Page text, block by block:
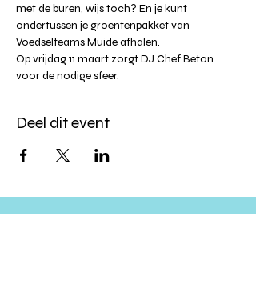
met de buren, wijs toch? En je kunt
ondertussen je groentenpakket van
Voedselteams Muide afhalen.
Op vrijdag 11 maart zorgt DJ Chef Beton
voor de nodige sfeer.
Deel dit event